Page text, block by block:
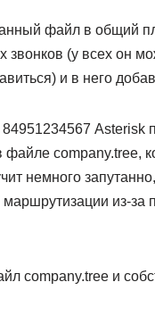
файл в общий
звонков (у всех он
и в него
Asterisk
файле company.tree,
немного
из-за
company.tree и